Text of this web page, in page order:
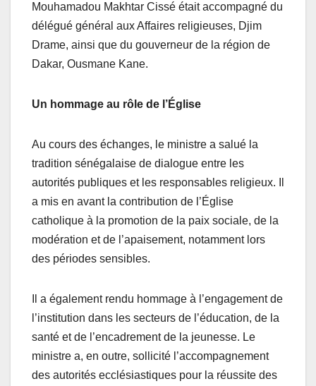
Mouhamadou Makhtar Cissé était accompagné du
délégué général aux Affaires religieuses, Djim
Drame, ainsi que du gouverneur de la région de
Dakar, Ousmane Kane.
Un hommage au rôle de l’Église
Au cours des échanges, le ministre a salué la
tradition sénégalaise de dialogue entre les
autorités publiques et les responsables religieux. Il
a mis en avant la contribution de l’Église
catholique à la promotion de la paix sociale, de la
modération et de l’apaisement, notamment lors
des périodes sensibles.
Il a également rendu hommage à l’engagement de
l’institution dans les secteurs de l’éducation, de la
santé et de l’encadrement de la jeunesse. Le
ministre a, en outre, sollicité l’accompagnement
des autorités ecclésiastiques pour la réussite des